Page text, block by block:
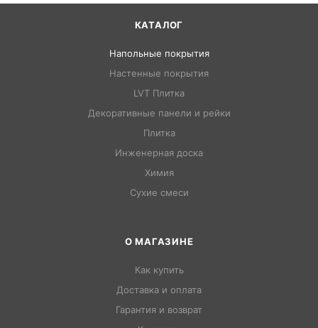
КАТАЛОГ
Напольные покрытия
Настенные покрытия
LVT Плитка
Декоративные панели и рейки
Плитка
Инженерная доска
Химия
Сухие смеси
О МАГАЗИНЕ
Как купить
Доставка и оплата
Гарантия и возврат